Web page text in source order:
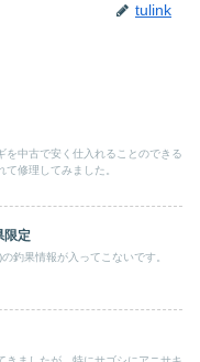
tulink
を中古で安く仕入れることのできる
修理してみました。
限定
の釣果情報が入ってこないです。